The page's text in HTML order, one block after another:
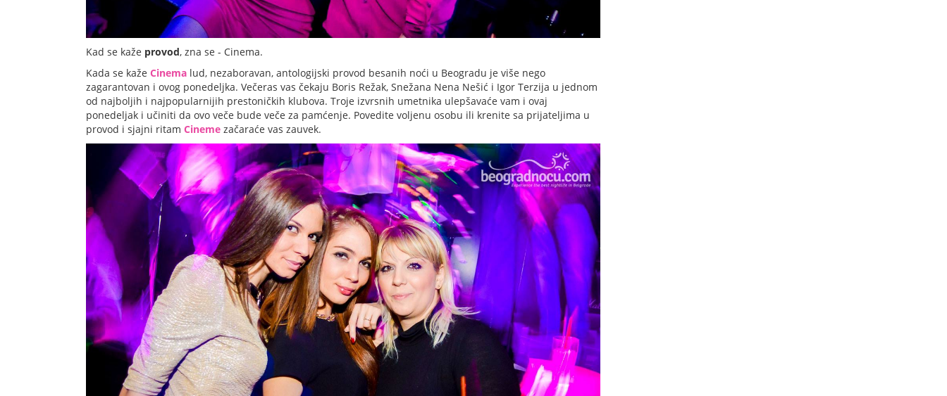
Kad se kaže provod, zna se - Cinema.
Kada se kaže Cinema lud, nezaboravan, antologijski provod besanih noći u Beogradu je više nego
zagarantovan i ovog ponedeljka. Večeras vas čekaju Boris Režak, Snežana Nena Nešić i Igor Terzija u jednom
od najboljih i najpopularnijih prestoničkih klubova. Troje izvrsnih umetnika ulepšavaće vam i ovaj
ponedeljak i učiniti da ovo veče bude veče za pamćenje. Povedite voljenu osobu ili krenite sa prijateljima u
provod i sjajni ritam Cineme začaraće vas zauvek.